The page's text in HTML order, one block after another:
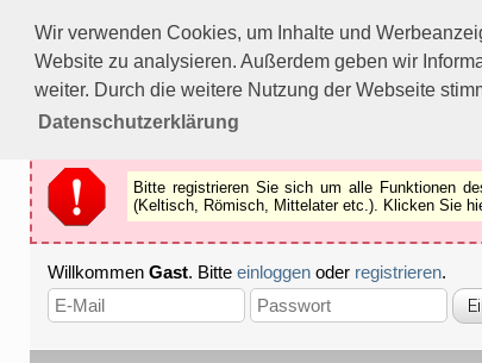
Wir verwenden Cookies, um Inhalte und
Website zu analysieren. Außerdem geben wir
weiter. Durch die weitere Nutzung der Webseite
Datenschutzerklärung
Bitte registrieren Sie sich um alle Funktionen des
Als Gast können Sie z.B.keine Bilderbetrachten.
Registrieren
Schliessen
Bitte registrieren Sie sich um alle Funktionen
(Keltisch, Römisch, Mittelater etc.). Klicken Sie
Willkommen Gast. Bitte einloggen oder registrieren.